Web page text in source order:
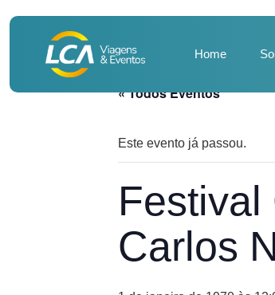
Home
« Todos Eventos
Este evento já passou.
Festival
Carlos